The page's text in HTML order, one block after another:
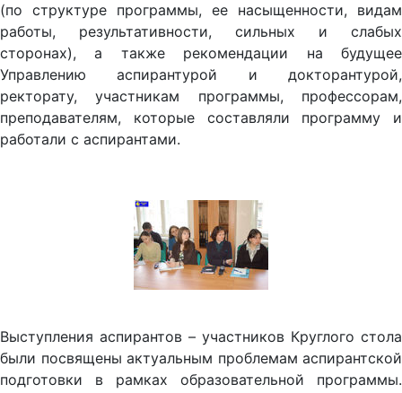
(по структуре программы, ее насыщенности, видам
работы, результативности, сильных и слабых
сторонах), а также рекомендации на будущее
Управлению аспирантурой и докторантурой,
ректорату, участникам программы, профессорам,
преподавателям, которые составляли программу и
работали с аспирантами.
Выступления аспирантов – участников Круглого стола
были посвящены актуальным проблемам аспирантской
подготовки в рамках образовательной программы.